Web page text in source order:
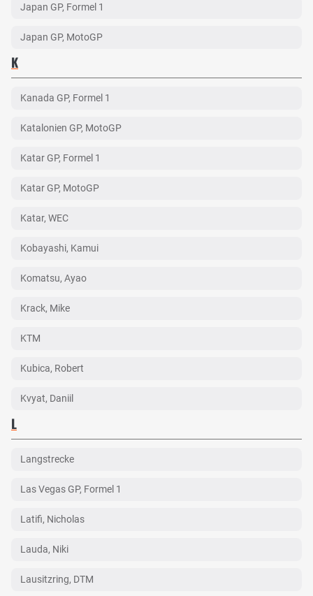
Japan GP, Formel 1
Japan GP, MotoGP
K
Kanada GP, Formel 1
Katalonien GP, MotoGP
Katar GP, Formel 1
Katar GP, MotoGP
Katar, WEC
Kobayashi, Kamui
Komatsu, Ayao
Krack, Mike
KTM
Kubica, Robert
Kvyat, Daniil
L
Langstrecke
Las Vegas GP, Formel 1
Latifi, Nicholas
Lauda, Niki
Lausitzring, DTM